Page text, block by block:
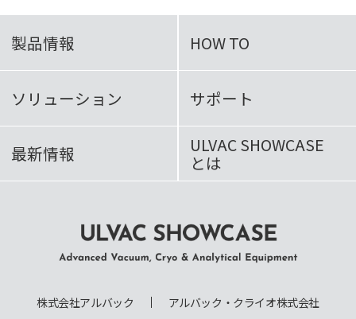
製品情報 HOW TO
ソリューション サポート
最新情報 ULVAC SHOWCASE
とは
Vacuum, Cryo & Analytical
株式会社アルバック アルバック・クライオ株式会社